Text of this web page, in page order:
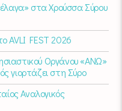
στα Χρούσσα Σύρου
AVLI FEST 2026
Οργάνου «ΑΝΩ»
γιορτάζει στη Σύρο​
Αναλογικός